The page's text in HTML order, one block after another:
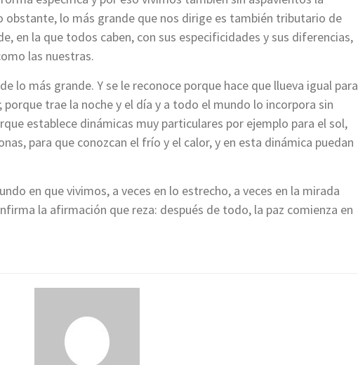
lo más grande que nos dirige es también tributario de
en la que todos caben, con sus especificidades y sus diferencias,
las nuestras.
lo más grande. Y se le reconoce porque hace que llueva igual para
trae la noche y el día y a todo el mundo lo incorpora sin
establece dinámicas muy particulares por ejemplo para el sol,
para que conozcan el frío y el calor, y en esta dinámica puedan
en que vivimos, a veces en lo estrecho, a veces en la mirada
la afirmación que reza: después de todo, la paz comienza en